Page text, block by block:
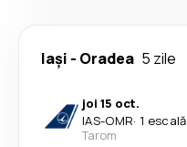
Iași - Oradea 5 zile
joi 15 oct.
IAS-OMR· 1 escală
Tarom